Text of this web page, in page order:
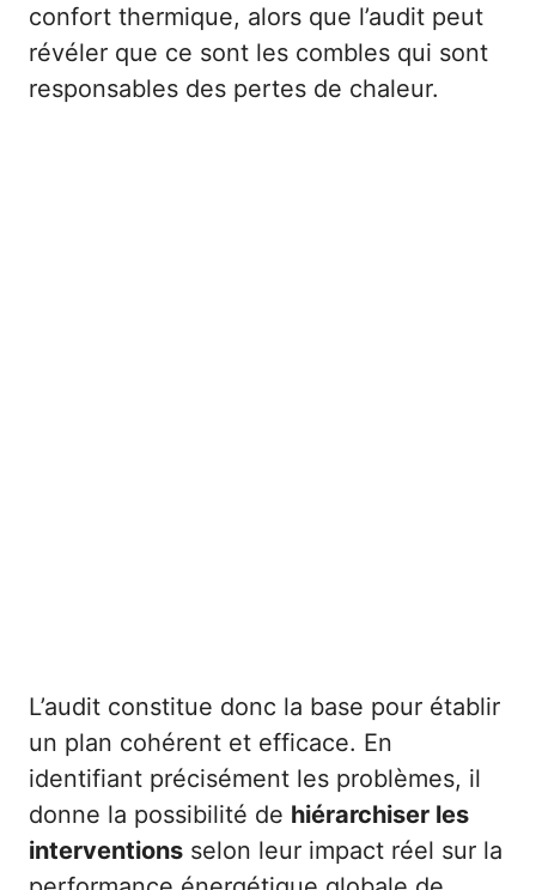
confort thermique, alors que l’audit peut
révéler que ce sont les combles qui sont
responsables des pertes de chaleur.
L’audit constitue donc la base pour établir
un plan cohérent et efficace. En
identifiant précisément les problèmes, il
donne la possibilité de hiérarchiser les
interventions selon leur impact réel sur la